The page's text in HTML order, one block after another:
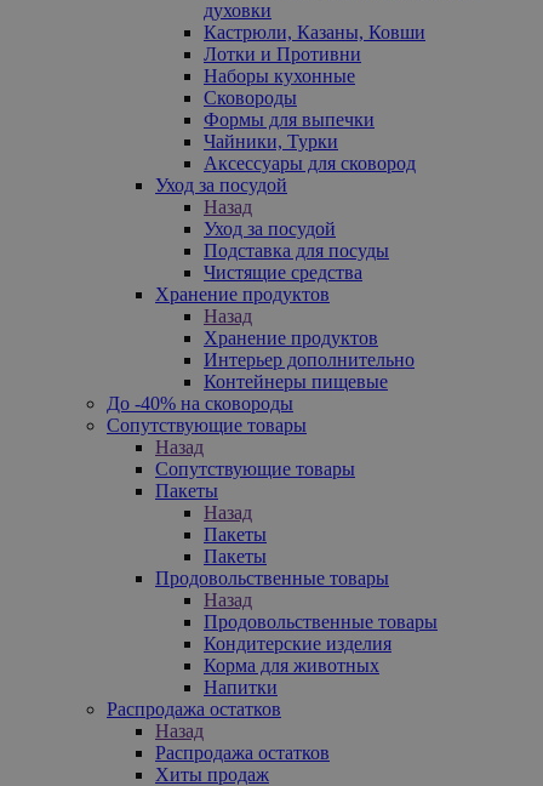
духовки
Кастрюли, Казаны, Ковши
Лотки и Противни
Наборы кухонные
Сковороды
Формы для выпечки
Чайники, Турки
Аксессуары для сковород
Уход за посудой
Назад
Уход за посудой
Подставка для посуды
Чистящие средства
Хранение продуктов
Назад
Хранение продуктов
Интерьер дополнительно
Контейнеры пищевые
До -40% на сковороды
Сопутствующие товары
Назад
Сопутствующие товары
Пакеты
Назад
Пакеты
Пакеты
Продовольственные товары
Назад
Продовольственные товары
Кондитерские изделия
Корма для животных
Напитки
Распродажа остатков
Назад
Распродажа остатков
Хиты продаж